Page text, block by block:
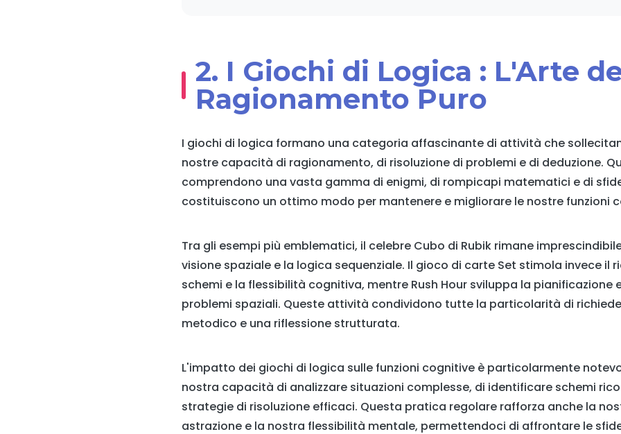
2. I Giochi di Logica : L'Arte
Ragionamento Puro
I giochi di logica formano una categoria affascinante di attività che
nostre capacità di ragionamento, di risoluzione di problemi e di deduzione.
comprendono una vasta gamma di enigmi, di rompicapi matematici e di
costituiscono un ottimo modo per mantenere e migliorare le nostre funzioni
Tra gli esempi più emblematici, il celebre Cubo di Rubik rimane
visione spaziale e la logica sequenziale. Il gioco di carte Set stimola invece il
schemi e la flessibilità cognitiva, mentre Rush Hour sviluppa la pianificazione
problemi spaziali. Queste attività condividono tutte la particolarità di
metodico e una riflessione strutturata.
L'impatto dei giochi di logica sulle funzioni cognitive è particolarmente
nostra capacità di analizzare situazioni complesse, di identificare schemi
strategie di risoluzione efficaci. Questa pratica regolare rafforza anche la
astrazione e la nostra flessibilità mentale, permettendoci di affrontare le